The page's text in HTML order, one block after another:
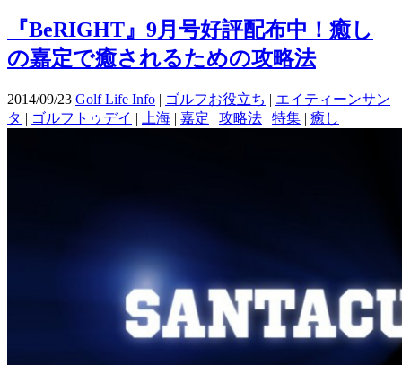
『BeRIGHT』9月号好評配布中！癒し
の嘉定で癒されるための攻略法
2014/09/23 Golf Life Info | ゴルフお役立ち | エイティーンサン
タ | ゴルフトゥデイ | 上海 | 嘉定 | 攻略法 | 特集 | 癒し